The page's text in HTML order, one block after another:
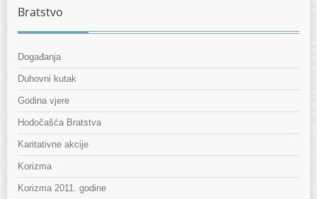
Bratstvo
Događanja
Duhovni kutak
Godina vjere
Hodočašća Bratstva
Karitativne akcije
Korizma
Korizma 2011. godine